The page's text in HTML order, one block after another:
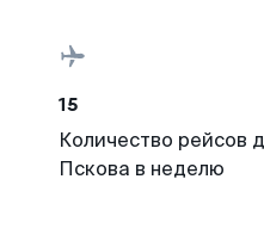
15
Количество рейсов
Пскова в неделю